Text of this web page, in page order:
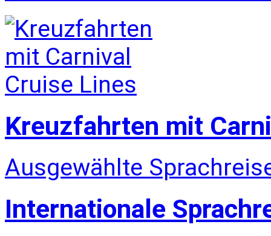
Kreuzfahrten mit
Ausgewählte
Internationale